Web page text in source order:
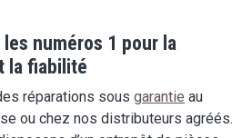
numéros 1 pour la
la fiabilité
réparations sous garantie au
ou chez nos distributeurs agréés.